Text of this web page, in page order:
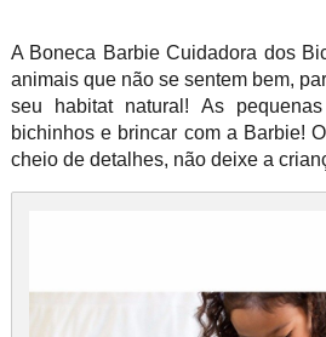
A Boneca Barbie Cuidadora dos
animais que não se sentem bem,
seu habitat natural! As
bichinhos e brincar com a Barbie!
cheio de detalhes, não deixe a